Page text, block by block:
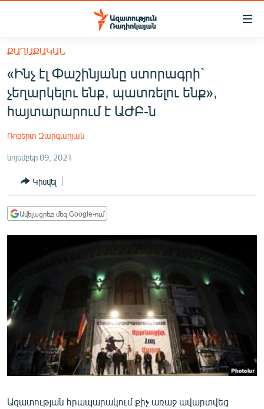
Մատչելիության
հիմնական
բովանդակությանը
Անցնել
հիմնական
մենյուին
ՀԱՅԱՍՏԱՆ
ՔԱՂԱՔԱԿԱՆ
ՏՆՏԵՍՈՒԹՅՈՒՆ
ՂԱՐԱԲԱՂ
ՄՇԱԿՈՒՅԹ
ՍՊՈՐՏ
ՄԵԿՆԱԲԱՆՈՒԹՅՈՒՆ
ՏՏ ԵՒ ԻՆՏԵՐՆԵՏ
ԱՐԽԻՎ
ՔԱՂԱՔԱԿԱՆ
«Ինչ էլ Փաշինյանը ստորագրի`
չեղարկելու ենք, պատռելու ենք»,
հայտարարում է ԱԺԲ-ն
Ռոբերտ Զարգարյան
նոյեմբեր 09, 2021
Կիսվել
Ավելացրեք մեզ Google-ում
Ազատության հրապարակում քիչ առաջ ավարտվեց